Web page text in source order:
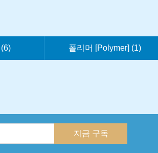
폴리머 [Polymer] (1)
지금 구독